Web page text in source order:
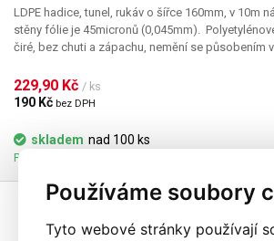
Používáme soubory
Tyto webové stránky používají
LDPE hadice, tunel, rukáv o šířce 160mm, v 10m
stěny fólie je 45micronů (0,045mm). ​Polyetylénové fólie jsou bezbarvé,
čiré, bez chuti a zápachu, nemění se působením
odolné proti mrazu a vlhkosti. Fólie je vhodná pro
obalů jakéhokoliv zboží. PE fólie jsou zdravotně
recyklovatelné a jsou vhodné i pro balení
dispozici). Jako obalový prostředek splňují
477/2001 Sb. (zákon o obalech). Ideální pro
Density Polyethylen) Tloušťka materiálu: 45micron
160mm Délka návinu: 10 metrů Barva: čirá
Fotografie je pouze ilustrativní
229,90 Kč / ks
190 Kč bez DPH
skladem nad 100 ks
Pozítří 11.08.2026 může být u Vás